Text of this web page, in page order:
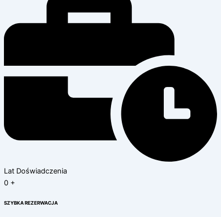
Lat Doświadczenia
0 +
SZYBKA REZERWACJA​